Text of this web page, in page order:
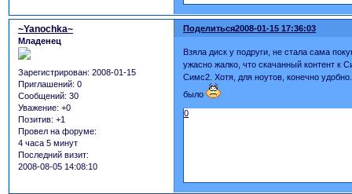
Поделиться2008-01-15 17:36:03
~Yanochka~
Младенец
Зарегистрирован: 2008-01-15
Приглашений: 0
Сообщений: 30
Уважение: +0
Позитив: +1
Провел на форуме:
4 часа 5 минут
Последний визит:
2008-08-05 14:08:10
Взяла диск у подруги, не стала сама
ужасно жалко, что скачанный контент к
Симс2. Хотя, для ноутов, конечно
было
0